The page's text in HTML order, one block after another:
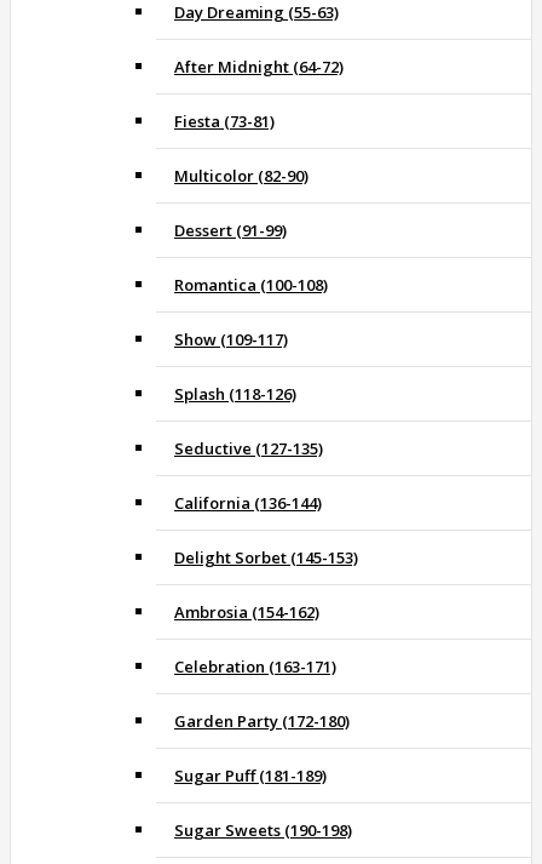
Day Dreaming (55-63)
After Midnight (64-72)
Fiesta (73-81)
Multicolor (82-90)
Dessert (91-99)
Romantica (100-108)
Show (109-117)
Splash (118-126)
Seductive (127-135)
California (136-144)
Delight Sorbet (145-153)
Ambrosia (154-162)
Celebration (163-171)
Garden Party (172-180)
Sugar Puff (181-189)
Sugar Sweets (190-198)